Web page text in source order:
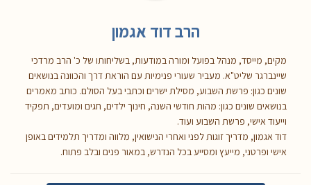
הרב דוד אגמון
מקים, מייסד, מנהל בפועל ומורה במודעות, בשליחותו של כ' הרב מרדכי
שיינברגר שליט"א. מעביר שעורי פנימיות עם הוראת דרך והכוונה בנושאים
שונים כגון: פרשת השבוע, מסילת ישרים וכתבי בעל הסולם. כותב מאמרים
בנושאים שונים כגון: מהות חודשי השנה, חינוך ילדים, חגים ומועדים, תפקיד
וייעוד אישי, פרשת השבוע ועוד.
דוד אגמון, מדריך זוגות לפני ואחרי הנישואין, מלווה ומדריך תלמידים באופן
אישי ופרטני, מייעץ ומסייע בכל הנדרש, במאור פנים ובלב פתוח.